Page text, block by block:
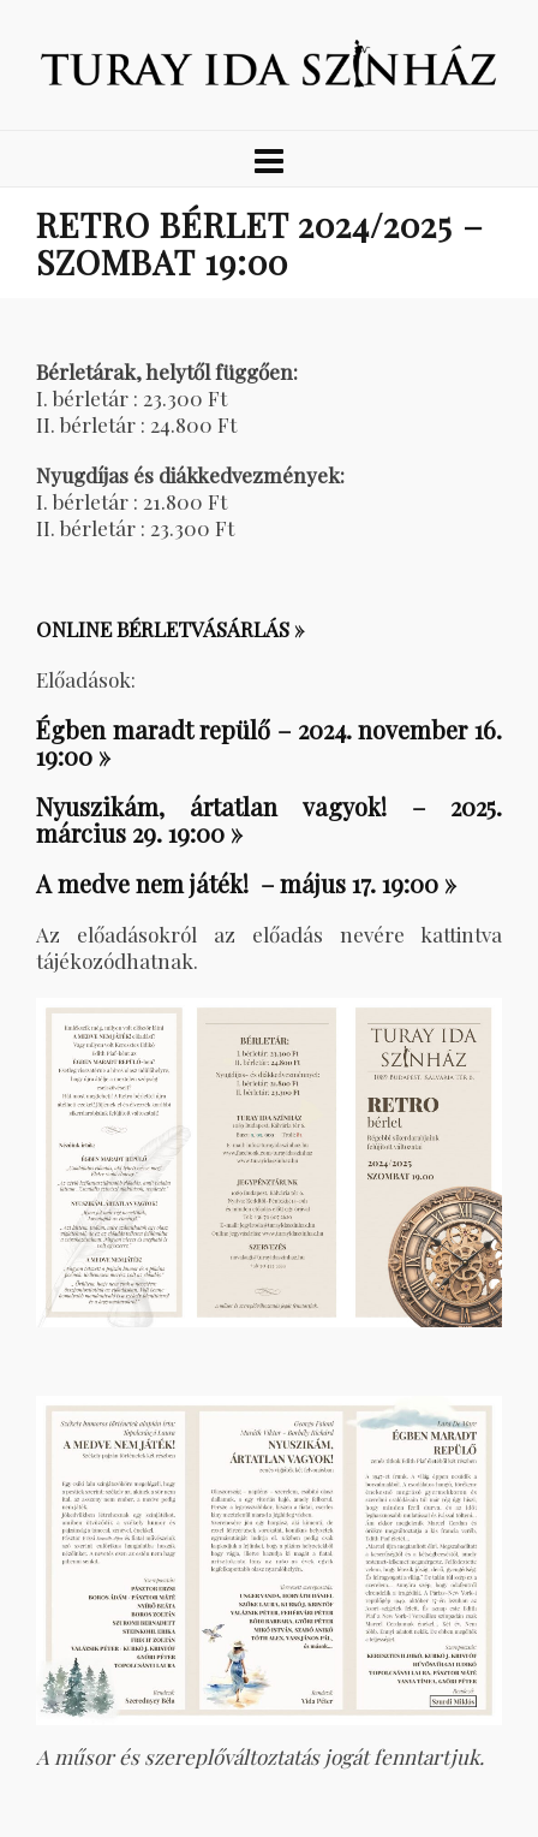
RETRO BÉRLET 2024/2025 –
SZOMBAT 19:00
Bérletárak, helytől függően:
I. bérletár : 23.300 Ft
II. bérletár : 24.800 Ft
Nyugdíjas és diákkedvezmények:
I. bérletár : 21.800 Ft
II. bérletár : 23.300 Ft
ONLINE BÉRLETVÁSÁRLÁS »
Előadások:
Égben maradt repülő – 2024. november 16.
19:00 »
Nyuszikám, ártatlan vagyok! – 2025.
március 29. 19:00 »
A medve nem játék! – május 17. 19:00 »
Az előadásokról az előadás nevére kattintva
tájékozódhatnak.
A műsor és szereplőváltoztatás jogát fenntartjuk.